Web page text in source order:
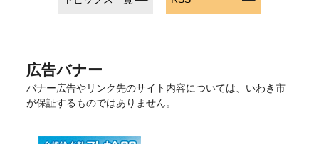
広告バナー
バナー広告やリンク先のサイト内容については、いわき市
が保証するものではありません。